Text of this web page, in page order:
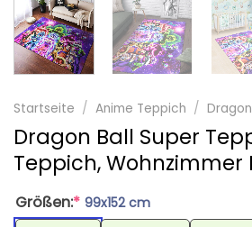
Startseite / Anime Teppich /
Dragon Ball Super
Teppich, Wohnzimmer
Größen:* 99x152 cm